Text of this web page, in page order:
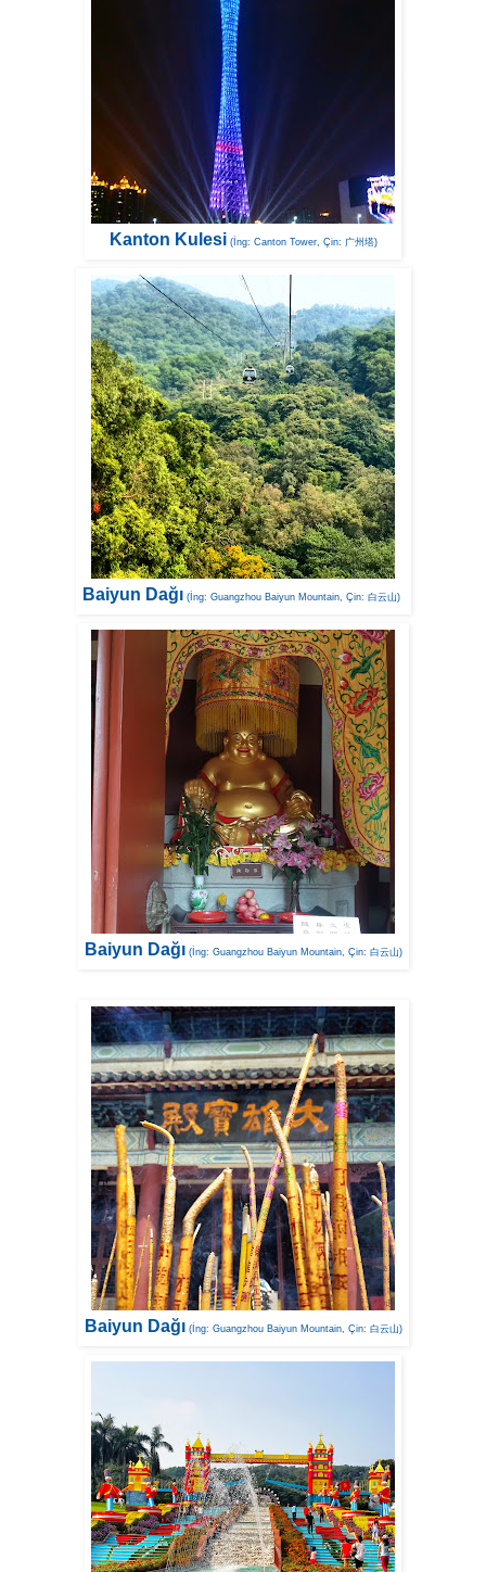
Kanton Kulesi (İng: Canton Tower, Çin: 广州塔)
Baiyun Dağı (İng: Guangzhou Baiyun Mountain, Çin: 白云山)
Baiyun Dağı (İng: Guangzhou Baiyun Mountain, Çin: 白云山)
Baiyun Dağı (İng: Guangzhou Baiyun Mountain, Çin: 白云山)